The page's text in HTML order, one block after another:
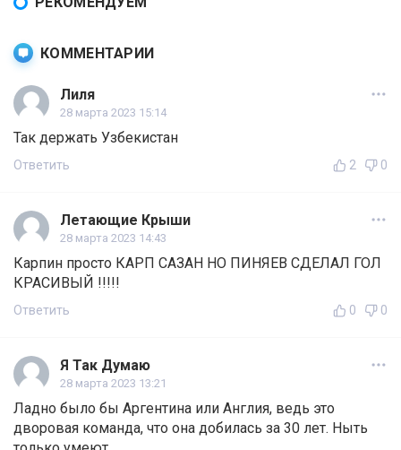
КОММЕНТАРИИ
Лиля
28 марта 2023 15:14
Так держать Узбекистан
Ответить 2 0
Летающие Крыши
28 марта 2023 14:43
Карпин просто КАРП САЗАН НО ПИНЯЕВ СДЕЛАЛ ГОЛ
КРАСИВЫЙ !!!!!
Ответить 0 0
Я Так Думаю
28 марта 2023 13:21
Ладно было бы Аргентина или Англия, ведь это
дворовая команда, что она добилась за 30 лет. Ныть